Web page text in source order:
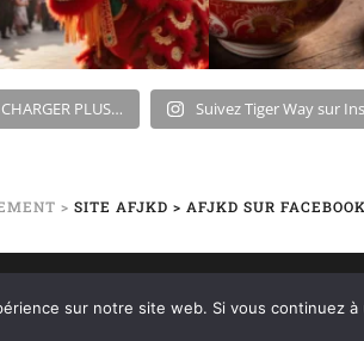
CHARGER PLUS… Suivez Tiger Way sur
> SITE AFJKD > AFJKD SUR FACEBOOK
KUNE-DO | PAYS-BASQUE – BÉARN |
sur notre site web. Si vous continuez